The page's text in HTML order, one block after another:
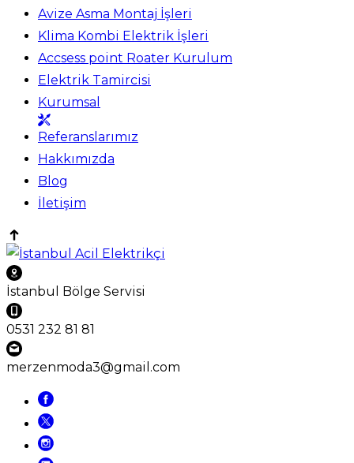
Avize Asma Montaj İşleri
Klima Kombi Elektrik İşleri
Accsess point Roater Kurulum
Elektrik Tamircisi
Kurumsal
Referanslarımız
Hakkımızda
Blog
İletişim
İstanbul Bölge Servisi
0531 232 81 81
merzenmoda3@gmail.com